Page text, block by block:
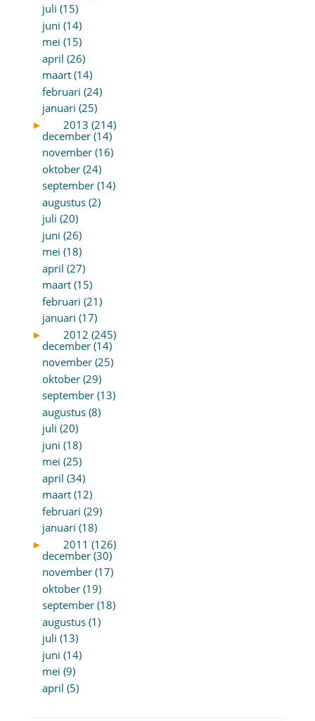
juli (15)
juni (14)
mei (15)
april (26)
maart (14)
februari (24)
januari (25)
►
2013 (214)
december (14)
november (16)
oktober (24)
september (14)
augustus (2)
juli (20)
juni (26)
mei (18)
april (27)
maart (15)
februari (21)
januari (17)
►
2012 (245)
december (14)
november (25)
oktober (29)
september (13)
augustus (8)
juli (20)
juni (18)
mei (25)
april (34)
maart (12)
februari (29)
januari (18)
►
2011 (126)
december (30)
november (17)
oktober (19)
september (18)
augustus (1)
juli (13)
juni (14)
mei (9)
april (5)